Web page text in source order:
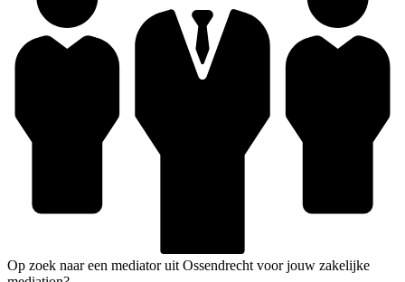
Op zoek naar een mediator uit Ossendrecht voor jouw zakelijke